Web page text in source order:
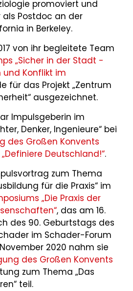
promoviert und
Postdoc an der
in Berkeley.
von ihr begleitete Team
„Sicher in der Stadt -
Konflikt im
für das Projekt „Zentrum
ausgezeichnet.
Impulsgeberin im
Denker, Ingenieure“ bei
des Großen Konvents
Deutschland!“.
zum Thema
für die Praxis“ im
„Die Praxis der
, das am 16.
des 90. Geburtstags des
im Schader-Forum
2020 nahm sie
des Großen Konvents
zum Thema „Das
teil.